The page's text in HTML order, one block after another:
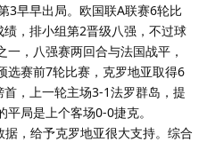
3早早出局。欧国联A联赛6轮比
，排小组第2晋级八强，不过球
，八强赛两回合与法国战平，
选赛前7轮比赛，克罗地亚取得6
，上一轮主场3-1法罗群岛，提
局是上个客场0-0捷克。
，给予克罗地亚很大支持。综合